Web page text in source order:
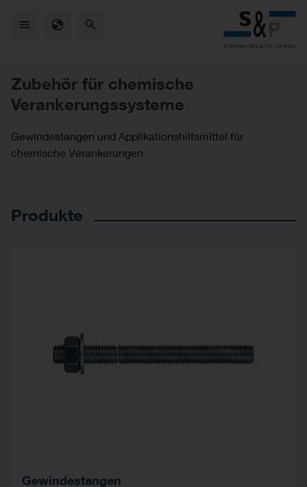
Zubehör für chemische
Verankerungssysteme
Gewindestangen und Applikationshilfsmittel für
chemische Verankerungen
Produkte
Gewindestangen